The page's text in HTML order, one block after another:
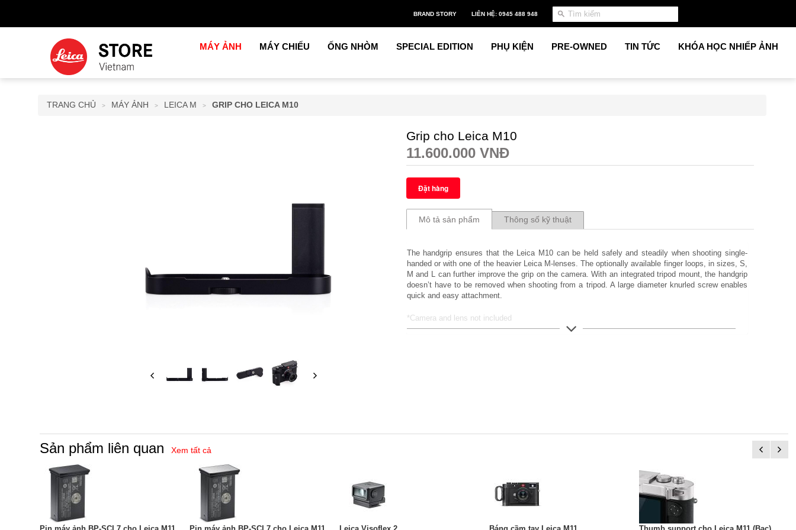
LIÊN HỆ: 0945 488 948
BRAND STORY
MÁY ẢNH MÁY CHIẾU ỐNG NHÒM SPECIAL EDITION PHỤ KIỆN PRE-OWNED TIN TỨC KHÓA HỌC NHIẾP ẢNH
TRANG CHỦ > MÁY ẢNH > LEICA M > GRIP CHO LEICA M10
Grip cho Leica M10
11.600.000 VNĐ
Mô tả sản phẩm Thông số kỹ thuật
The handgrip ensures that the Leica M10 can be held safely and steadily when shooting single-
handed or with one of the heavier Leica M-lenses. The optionally available finger loops, in sizes, S,
M and L can further improve the grip on the camera. With an integrated tripod mount, the handgrip
doesn’t have to be removed when shooting from a tripod. A large diameter knurled screw enables
quick and easy attachment.
*Camera and lens not included
Sản phẩm liên quan Xem tất cả